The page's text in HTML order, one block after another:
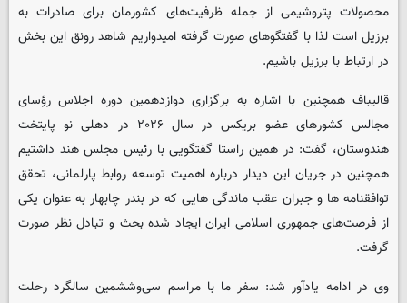
محصولات پتروشیمی از جمله ظرفیت‌های کشورمان برای صادرات به
برزیل است لذا با گفتگوهای صورت گرفته امیدواریم شاهد رونق این بخش
در ارتباط با برزیل باشیم.
قالیباف همچنین با اشاره به برگزاری دوازدهمین دوره اجلاس رؤسای
مجالس کشورهای عضو بریکس در سال ۲۰۲۶ در دهلی نو پایتخت
هندوستان، گفت: در همین راستا گفتگویی با رئیس مجلس هند داشتیم
همچنین در جریان این دیدار درباره اهمیت توسعه روابط پارلمانی، تحقق
توافقنامه ها و جبران عقب ماندگی هایی که در بندر چابهار به عنوان یکی
از فرصت‌های جمهوری اسلامی ایران ایجاد شده بحث و تبادل نظر صورت
گرفت.
وی در ادامه یادآور شد: سفر ما با مراسم سی‌وششمین سالگرد رحلت